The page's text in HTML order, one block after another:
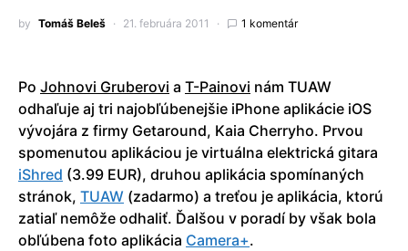
by Tomáš Beleš 21. februára 2011 1 komentár
Po Johnovi Gruberovi a T-Painovi nám TUAW
odhaľuje aj tri najobľúbenejšie iPhone aplikácie iOS
vývojára z firmy Getaround, Kaia Cherryho. Prvou
spomenutou aplikáciou je virtuálna elektrická gitara
iShred (3.99 EUR), druhou aplikácia spomínaných
stránok, TUAW (zadarmo) a treťou je aplikácia, ktorú
zatiaľ nemôže odhaliť. Ďalšou v poradí by však bola
obľúbena foto aplikácia Camera+.